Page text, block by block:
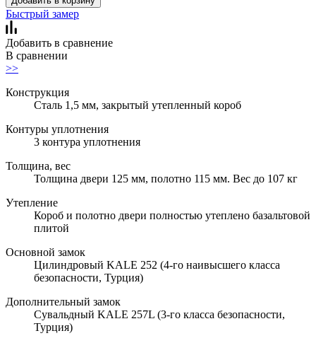
Быстрый замер
Добавить в сравнение
В сравнении
>>
Конструкция
Сталь 1,5 мм, закрытый утепленный короб
Контуры уплотнения
3 контура уплотнения
Толщина, вес
Толщина двери 125 мм, полотно 115 мм. Вес до 107 кг
Утепление
Короб и полотно двери полностью утеплено базальтовой
плитой
Основной замок
Цилиндровый KALE 252 (4-го наивысшего класса
безопасности, Турция)
Дополнительный замок
Сувальдный KALE 257L (3-го класса безопасности,
Турция)